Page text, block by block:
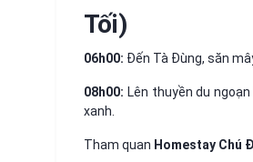
Tối)
06h00: Đến Tà Đùng, săn
08h00: Lên thuyền du ngoạn
xanh.
Tham quan Homestay Chú